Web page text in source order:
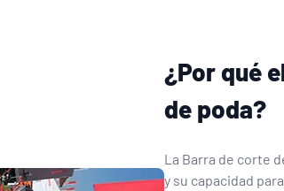
¿Por qué
de poda?
La Barra de corte
y su capacidad